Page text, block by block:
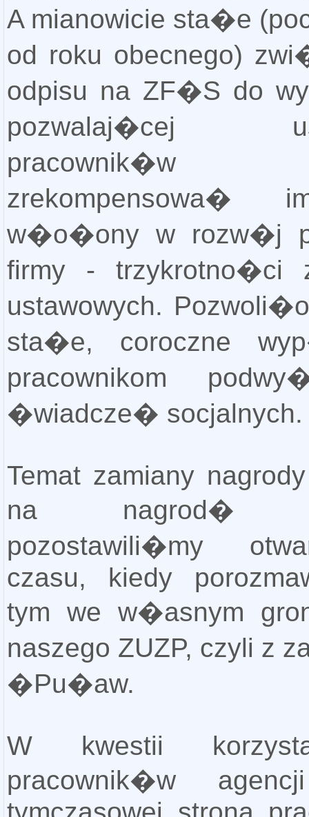
A mianowicie sta�e
od roku obecnego)
odpisu na ZF�S do
pozwalaj�cej
zrekompensowa�
w�o�ony w rozw�j
firmy - trzykrotno�ci
ustawowych.
sta�e, coroczne
pracownikom
�wiadcze� socjalnych.
Temat zamiany
na nagrod�
pozostawili�my
czasu, kiedy
tym we w�asnym
naszego ZUZP, czyli z
�Pu�aw.
W kwestii
pracownik�w